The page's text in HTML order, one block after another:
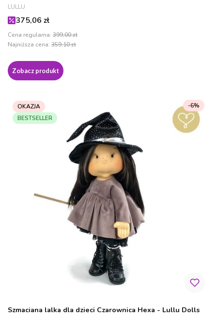
PRODUCENT
LULLU
Cena promocyjna
375,06 zł
Cena regularna: 399,00 zł
Najniższa cena: 359,10 zł
Zobacz produkt
OKAZJA
BESTSELLER
Szmaciana lalka dla dzieci Czarownica Hexa - Lullu Dolls
-6%